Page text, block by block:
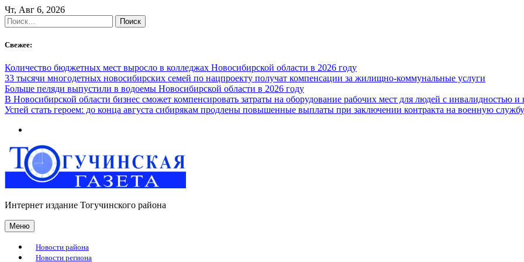
Skip
to
content
Чт, Авг 6, 2026
Найти:
Свежее:
Количество бюджетных мест выросло в колледжах Новосибирской области в 2026 году
33 тысячи многодетных новосибирских семей по нацпроекту получат компенсации за жилищно-коммунальные услуги
Больше пеляди выпустили в водоемы Новосибирской области в 2026 году
В Новосибирской области бизнес сможет компенсировать затраты на оборудование рабочих мест для людей с инвалидностью
Успей стать героем: до конца августа сибирякам продлены повышенные выплаты при заключении контракта на военную службу
Интернет издание Тогучинского района
Меню
Новости района
Новости региона